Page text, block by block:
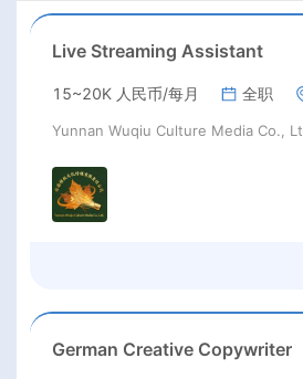
Live Streaming Assistant
15~20K 人民币/每月 全职
Yunnan Wuqiu Culture Media Co.,
German Creative Copywriter